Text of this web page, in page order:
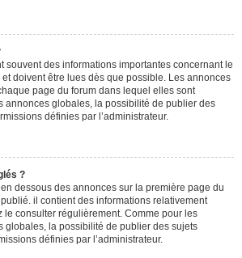
souvent des informations importantes concernant le
doivent être lues dès que possible. Les annonces
page du forum dans lequel elles sont
annonces globales, la possibilité de publier des
définies par l’administrateur.
?
dessous des annonces sur la première page du
il contient des informations relativement
le consulter régulièrement. Comme pour les
globales, la possibilité de publier des sujets
définies par l’administrateur.